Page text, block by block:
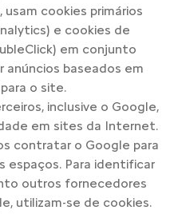
cookies primários
e cookies de
em conjunto
anúncios baseados em
o site.
inclusive o Google,
em sites da Internet.
contratar o Google para
espaços. Para identificar
outros fornecedores
utilizam-se de cookies.